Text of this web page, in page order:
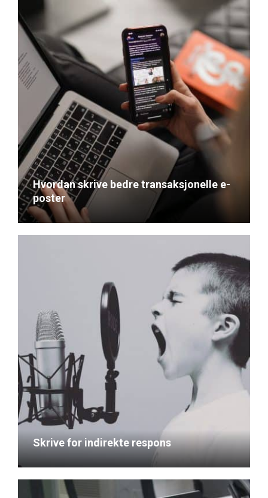
Hvordan skrive bedre transaksjonelle e-
poster
April 19, 2022
Skrive for indirekte respons